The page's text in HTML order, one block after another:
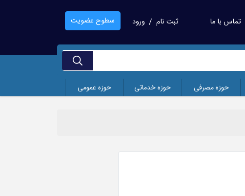
تماس با ما ثبت نام / ورود سطوح عضویت
حوزه مصرفی حوزه خدماتی حوزه عمومی